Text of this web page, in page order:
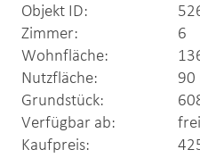
Objekt ID:
Zimmer:
6
Wohnfläche:
Nutzfläche:
90
Grundstück:
Verfügbar ab:
Kaufpreis: